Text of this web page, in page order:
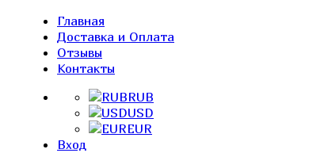
Главная
Доставка и Оплата
Отзывы
Контакты
RUB
USD
EUR
Вход